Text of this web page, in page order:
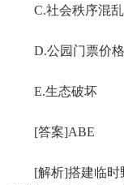
C.社会秩序混乱
D.公园门票价格
E.生态破坏
[答案]ABE
[解析]搭建临时野